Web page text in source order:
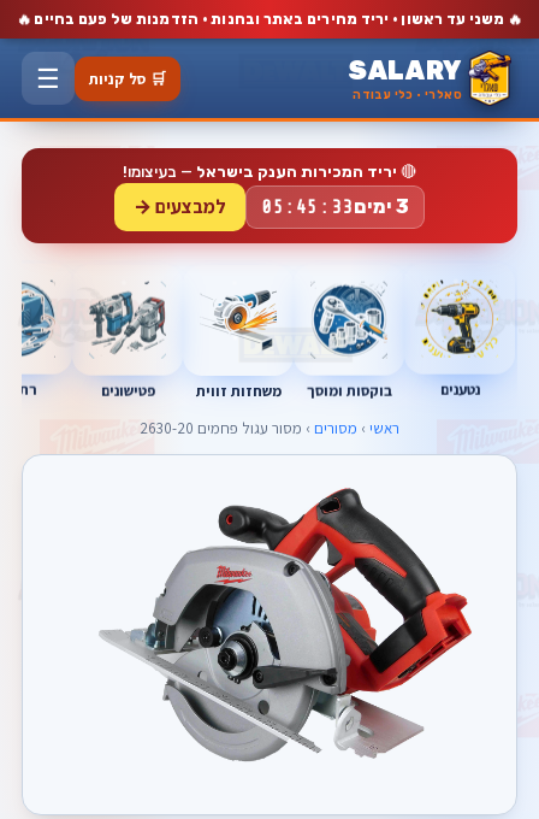
🔥 משני עד ראשון · יריד מחירים באתר ובחנות · הזדמנות של פעם בחיים 🔥
SALARY
סאלרי · כלי עבודה
🛒 סל קניות ☰
🔴 יריד המכירות הענק בישראל — בעיצומו!
3 ימים 05:45:32 למבצעים →
נטענים בוקסות ומוסך משחזות זווית פטישונים
ראשי › מסורים › מסור עגול פחמים 2630-20